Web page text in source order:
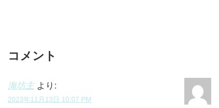
コメント
海坊主 より:
2023年11月13日 10:07 PM